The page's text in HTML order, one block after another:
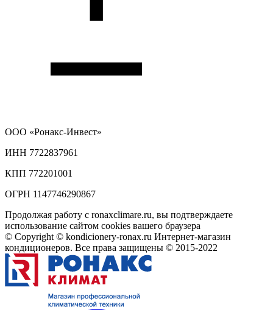
ООО «Ронакс-Инвест»
ИНН 7722837961
КПП 772201001
ОГРН 1147746290867
Продолжая работу с ronaxclimare.ru, вы подтверждаете
использование сайтом cookies вашего браузера
© Copyright © kondicionery-ronax.ru Интернет-магазин
кондиционеров. Все права защищены © 2015-2022